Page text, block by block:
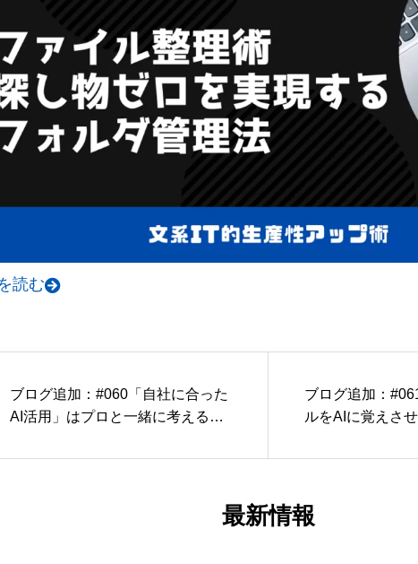
読む
ブログ追加：#060「自社に合った
AI活用」はプロと一緒に考える。
内
ブログ追加：
ルをAIに覚えさ
始めるTIPS
最新情報